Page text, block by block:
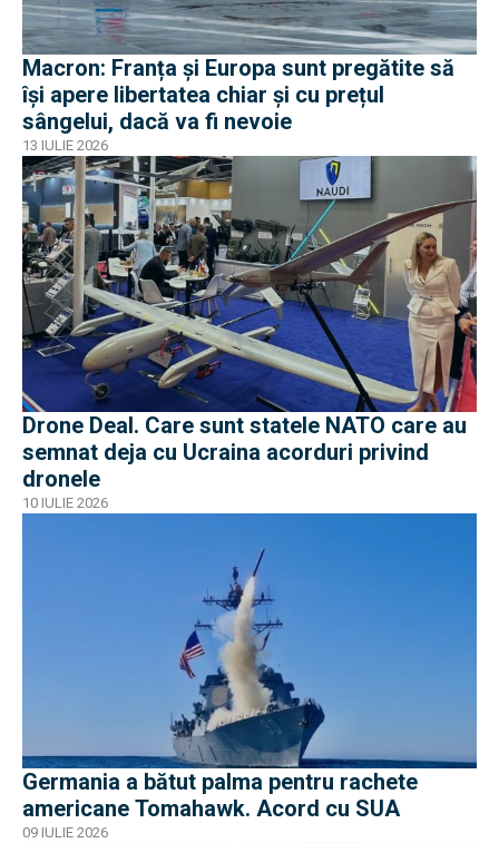
Macron: Franța și Europa sunt pregătite să
își apere libertatea chiar și cu prețul
sângelui, dacă va fi nevoie
13 IULIE 2026
Drone Deal. Care sunt statele NATO care au
semnat deja cu Ucraina acorduri privind
dronele
10 IULIE 2026
Germania a bătut palma pentru rachete
americane Tomahawk. Acord cu SUA
09 IULIE 2026